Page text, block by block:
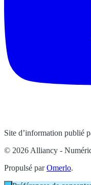
Site d’information publié
© 2026 Alliancy -
Propulsé parOmerlo.